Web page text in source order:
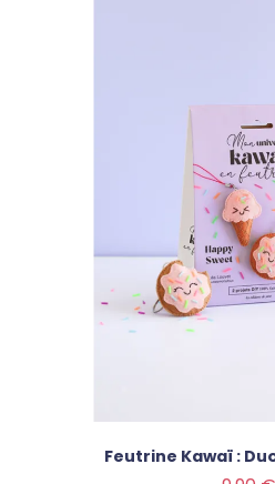
Feutrine Kawaï :